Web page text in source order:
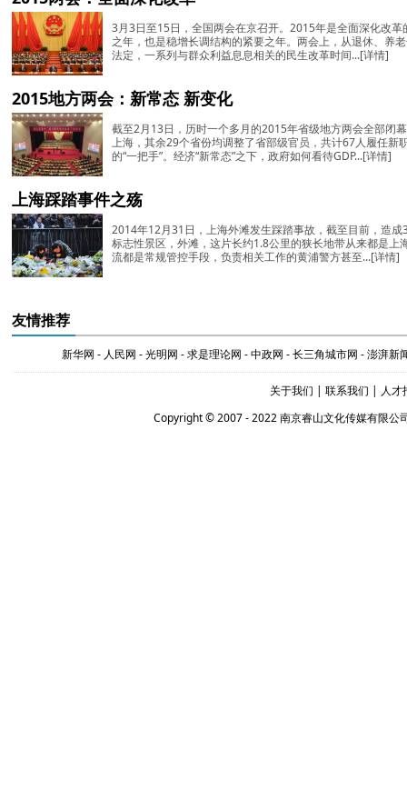
3月3日至15日，全国两会在京召开。2015年是全面深化改
之年，也是稳增长调结构的紧要之年。两会上，从退休、养
法定，一系列与群众利益息息相关的民生改革时间...[详情]
2015地方两会：新常态 新变化
截至2月13日，历时一个多月的2015年省级地方两会全部闭
上海，其余29个省份均调整了省部级官员，共计67人履任新
的“一把手”。经济“新常态”之下，政府如何看待GDP...[详情]
上海踩踏事件之殇
2014年12月31日，上海外滩发生踩踏事故，截至目前，造
标志性景区，外滩，这片长约1.8公里的狭长地带从来都是上
流都是常规管控手段，负责相关工作的黄浦警方甚至...[详情]
友情推荐
新华网 - 人民网 -光明网 -求是理论网 -中政网 -长三角城市网 -澎湃新
关于我们 |联系我们 | 人才
Copyright © 2007 - 2022 南京睿山文化传媒有限公